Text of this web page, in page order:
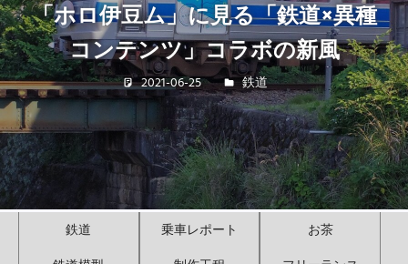
「ホロ伊豆ム」に見る「鉄道×異種
コンテンツ」コラボの新風
2021-06-25 若林 健矢
鉄道
鉄道 乗車レポート
お茶